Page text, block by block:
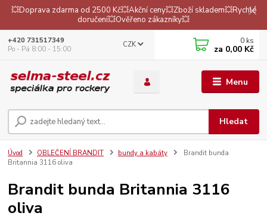
💥Doprava zdarma od 2500 Kč💥Akční ceny💥Zboží skladem💥Rychlé
doručení💥Ověřeno zákazníky💥
Menu
CZK
Hledat
+420 731517349
Po - Pá 8:00 - 15:00
0 ks
za 0,00 Kč
Úvod OBLEČENÍ BRANDIT bundy a kabáty
Brandit bunda
Britannia 3116 oliva
Brandit bunda Britannia 3116
oliva